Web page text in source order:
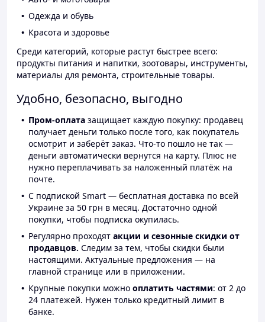
Одежда и обувь
Красота и здоровье
Среди категорий, которые растут быстрее всего:
продукты питания и напитки, зоотовары, инструменты,
материалы для ремонта, строительные товары.
Удобно, безопасно, выгодно
Пром-оплата защищает каждую покупку: продавец
получает деньги только после того, как покупатель
осмотрит и заберёт заказ. Что-то пошло не так —
деньги автоматически вернутся на карту. Плюс не
нужно переплачивать за наложенный платёж на
почте.
С подпиской Smart — бесплатная доставка по всей
Украине за 50 грн в месяц. Достаточно одной
покупки, чтобы подписка окупилась.
Регулярно проходят акции и сезонные скидки от
продавцов. Следим за тем, чтобы скидки были
настоящими. Актуальные предложения — на
главной странице или в приложении.
Крупные покупки можно оплатить частями: от 2 до
24 платежей. Нужен только кредитный лимит в
банке.